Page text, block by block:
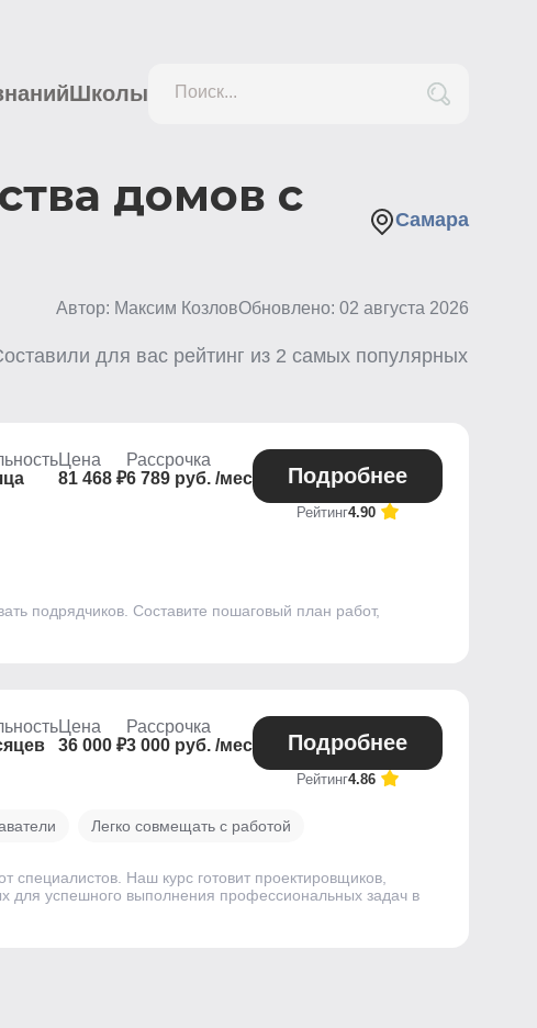
Школы Поиск...
домов с
Самара
Автор: Максим КозловОбновлено: 02 августа 2026
для вас рейтинг из 2 самых популярных
Цена
81 468 ₽
Рассрочка
6 789 руб. /мес
Подробнее
Рейтинг4.90
подрядчиков. Составите пошаговый план работ,
Цена
36 000 ₽
Рассрочка
3 000 руб. /мес
Подробнее
Рейтинг4.86
Легко совмещать с работой
специалистов. Наш курс готовит проектировщиков,
для успешного выполнения профессиональных задач в